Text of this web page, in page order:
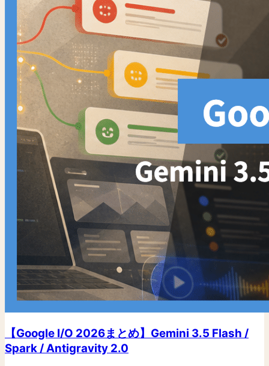
【Google I/O 2026まとめ】Gemini 3.5 Flash /
Spark / Antigravity 2.0